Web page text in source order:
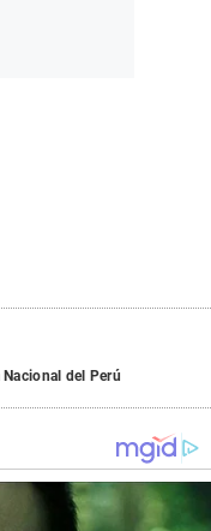
del Perú